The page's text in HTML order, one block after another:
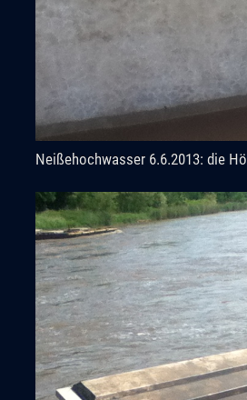
Neißehochwasser 6.6.2013: die